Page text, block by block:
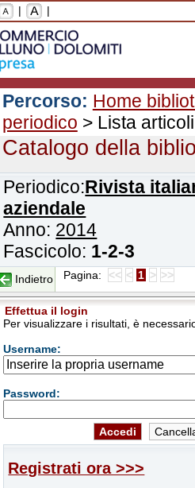
| |
Percorso: Home
periodico > Lista articoli
Catalogo della
Periodico:Rivista
aziendale
Anno: 2014
Fascicolo: 1-2-3
Indietro Pagina: << < 1 > >>
Effettua il login
Per visualizzare i risultati, è
Username:
Password:
Registrati ora >>>